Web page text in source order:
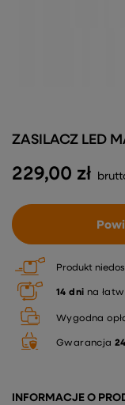
229,00 zł
ZASILACZ LED
Produkt
14 dni na
Wygodna
Gwarancja
INFORMACJE O